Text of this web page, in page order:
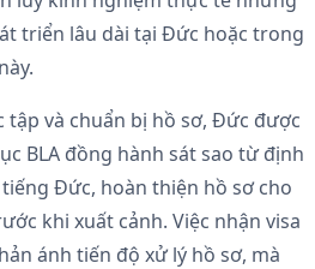
triển lâu dài tại Đức hoặc trong
và chuẩn bị hồ sơ, Đức được
BLA đồng hành sát sao từ định
Đức, hoàn thiện hồ sơ cho
khi xuất cảnh. Việc nhận visa
ánh tiến độ xử lý hồ sơ, mà